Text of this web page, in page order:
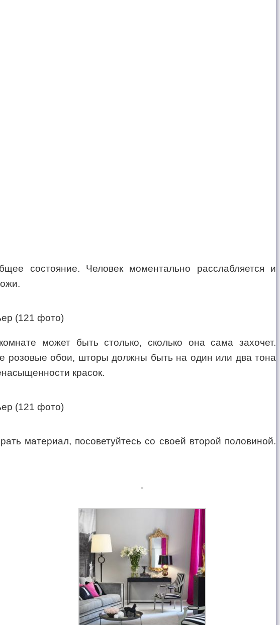
состояние. Человек моментально расслабляется и
может быть столько, сколько она сама захочет.
розовые обои, шторы должны быть на один или два тона
красок.
материал, посоветуйтесь со своей второй половиной.